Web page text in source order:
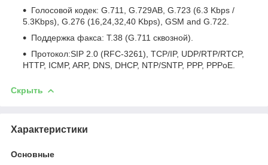
Голосовой кодек: G.711, G.729AB, G.723 (6.3 Kbps /
5.3Kbps), G.276 (16,24,32,40 Kbps), GSM and G.722.
Поддержка факса: T.38 (G.711 сквозной).
Протокол:SIP 2.0 (RFC-3261), TCP/IP, UDP/RTP/RTCP,
HTTP, ICMP, ARP, DNS, DHCP, NTP/SNTP, PPP, PPPoE.
Скрыть
Характеристики
Основные